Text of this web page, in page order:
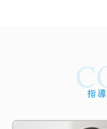
指